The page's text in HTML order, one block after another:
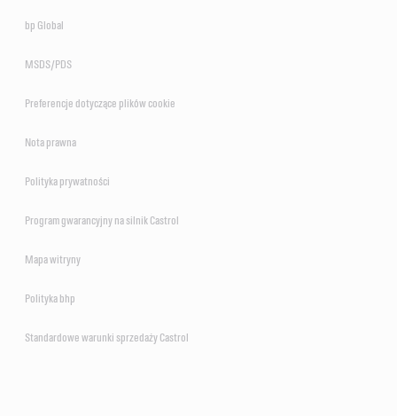
bp Global
MSDS/PDS
Preferencje dotyczące plików cookie
Nota prawna
Polityka prywatności
Program gwarancyjny na silnik Castrol
Mapa witryny
Polityka bhp
Standardowe warunki sprzedaży Castrol